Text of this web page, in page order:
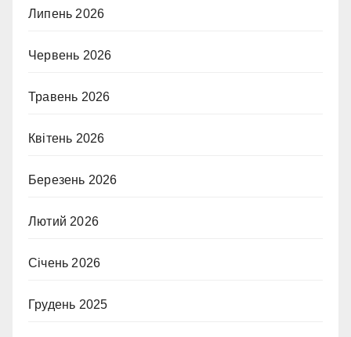
Липень 2026
Червень 2026
Травень 2026
Квітень 2026
Березень 2026
Лютий 2026
Січень 2026
Грудень 2025